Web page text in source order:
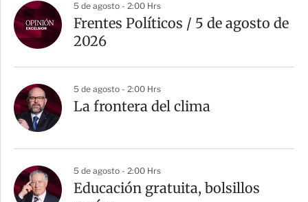
5 de agosto - 2:00 Hrs
Frentes Políticos / 5 de agosto de
2026
5 de agosto - 2:00 Hrs
La frontera del clima
5 de agosto - 2:00 Hrs
Educación gratuita, bolsillos